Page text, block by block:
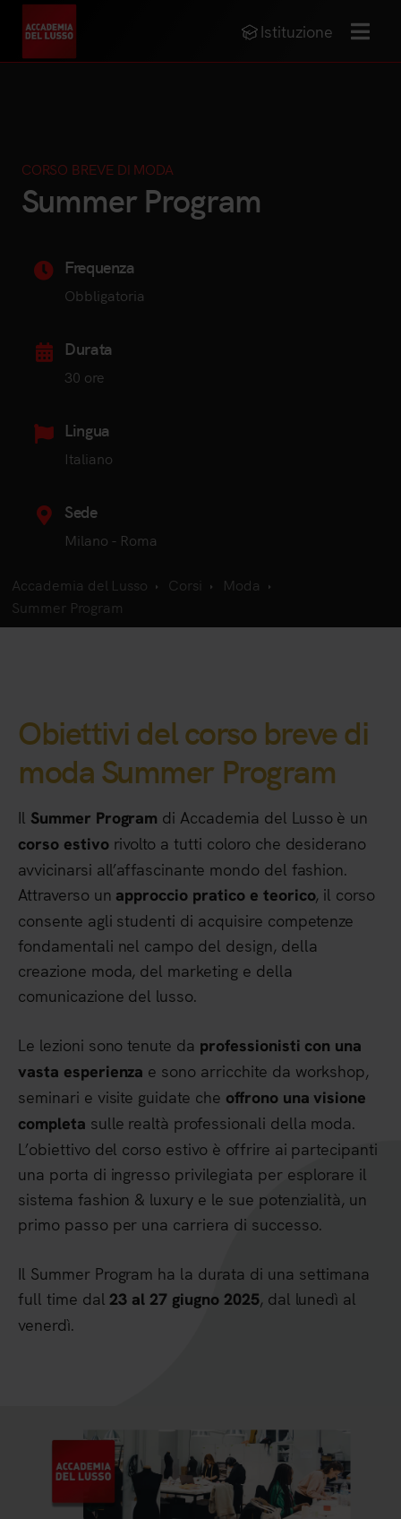
MENU
Istituzione
CORSO BREVE DI MODA
Summer Program
Frequenza
Obbligatoria
Durata
30 ore
Lingua
Italiano
Sede
Milano - Roma
Accademia del Lusso Corsi
Moda
Summer Program
Obiettivi del corso breve di
moda Summer Program
Il Summer Program di Accademia del Lusso è un
corso estivorivolto a tutti coloro che desiderano
avvicinarsi all’affascinante mondo del fashion.
Attraverso un approccio pratico e teorico, il corso
consente agli studenti di acquisire competenze
fondamentali nel campo del design, della
creazione moda, del marketing e della
comunicazione del lusso.
Le lezioni sono tenute da professionisti con una
vasta esperienza e sono arricchite da workshop,
seminari e visite guidate che offrono una visione
completa sulle realtà professionali della moda.
L’obiettivo del corso estivo è offrire ai partecipanti
una porta di ingresso privilegiata per esplorare il
sistema fashion & luxury e le sue potenzialità, un
primo passo per una carriera di successo.
Il Summer Program ha la durata di una settimana
full time dal 23 al 27 giugno 2025, dal lunedì al
venerdì.